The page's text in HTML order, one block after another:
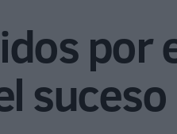
por
suceso